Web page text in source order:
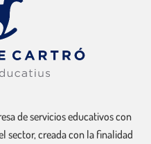
de servicios educativos con
sector, creada con la finalidad